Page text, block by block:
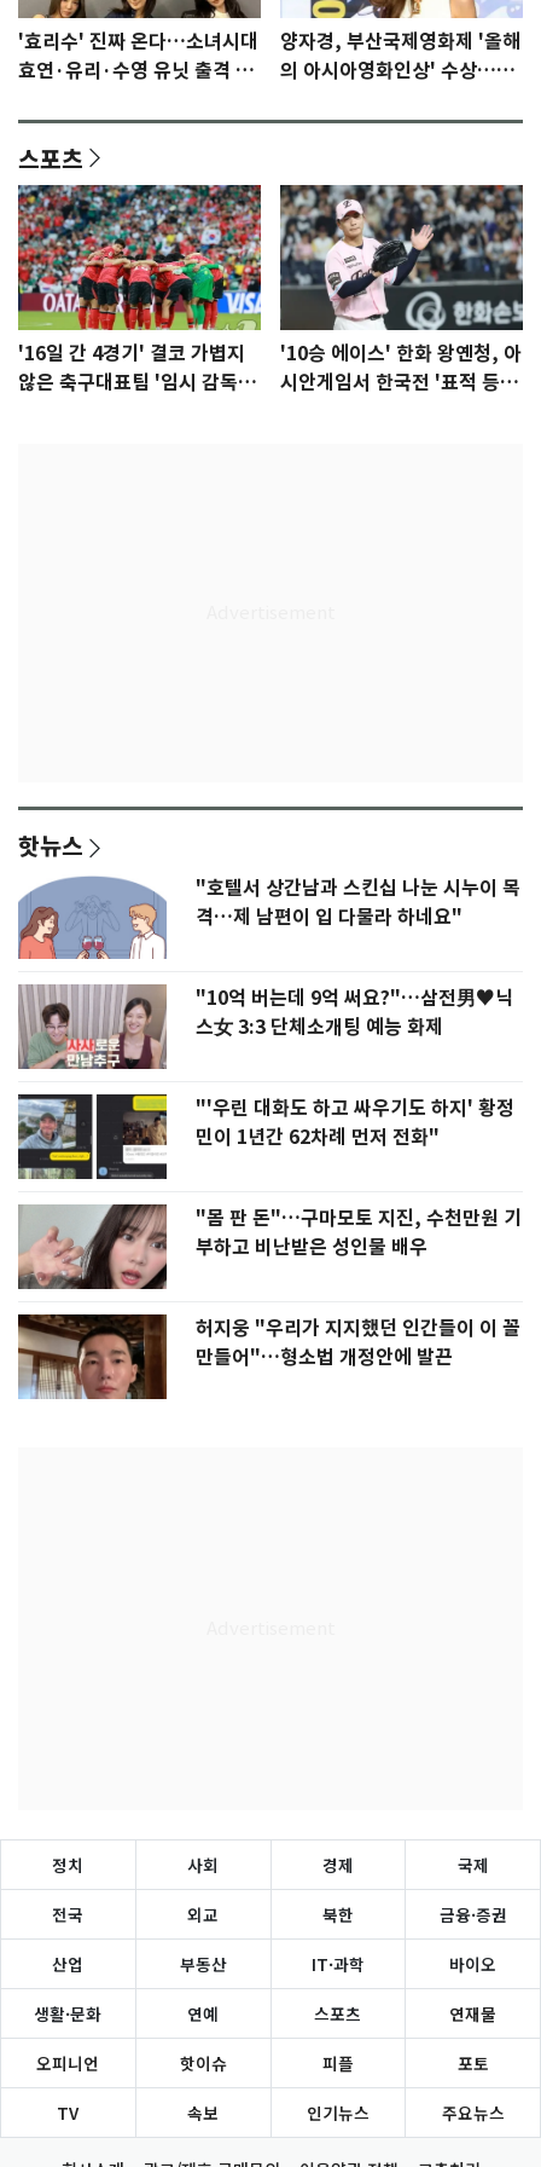
'효리수' 진짜 온다…소녀시대
효연·유리·수영 유닛 출격 [N
양자경, 부산국제영화제 '올해
의 아시아영화인상' 수상…15
스포츠
'16일 간 4경기' 결코 가볍지
않은 축구대표팀 '임시 감독'
'10승 에이스' 한화 왕옌청, 아
시안게임서 한국전 '표적 등
핫뉴스
"호텔서 상간남과 스킨십 나눈 시누이 목
격…제 남편이 입 다물라 하네요"
"10억 버는데 9억 써요?"…삼전男♥닉
스女 3:3 단체소개팅 예능 화제
"'우린 대화도 하고 싸우기도 하지' 황정
민이 1년간 62차례 먼저 전화"
"몸 판 돈"…구마모토 지진, 수천만원 기
부하고 비난받은 성인물 배우
허지웅 "우리가 지지했던 인간들이 이 꼴
만들어"…형소법 개정안에 발끈
정치 사회 경제 국제
전국 외교 북한 금융·증권
산업 부동산 IT·과학 바이오
생활·문화 연예 스포츠 연재물
오피니언 핫이슈 피플 포토
TV 속보 인기뉴스 주요뉴스